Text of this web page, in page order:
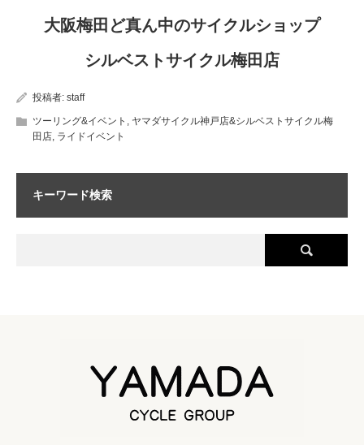
大阪梅田ど真ん中のサイクルショップ
シルベストサイクル梅田店
投稿者: staff
ツーリング&イベント
ヤマダサイクル神戸店&シルベストサイクル梅
田店 ライドイベント
キーワード検索